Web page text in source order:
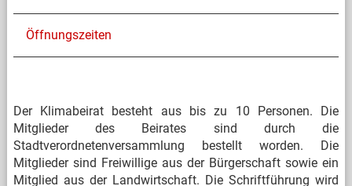
Öffnungszeiten
Der Klimabeirat besteht aus bis zu 10 Personen. Die
Mitglieder des Beirates sind durch die
Stadtverordnetenversammlung bestellt worden. Die
Mitglieder sind Freiwillige aus der Bürgerschaft sowie ein
Mitglied aus der Landwirtschaft. Die Schriftführung wird